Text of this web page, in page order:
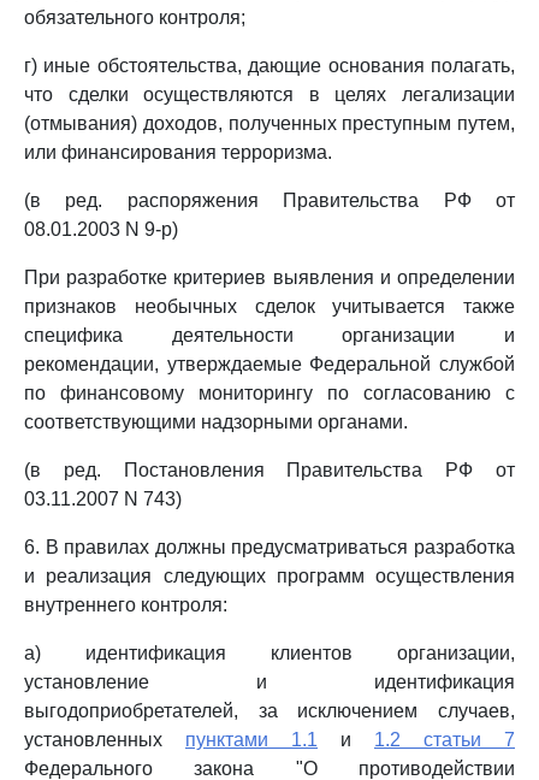
обязательного контроля;
г) иные обстоятельства, дающие основания полагать,
что сделки осуществляются в целях легализации
(отмывания) доходов, полученных преступным путем,
или финансирования терроризма.
(в ред. распоряжения Правительства РФ от
08.01.2003 N 9-р)
При разработке критериев выявления и определении
признаков необычных сделок учитывается также
специфика деятельности организации и
рекомендации, утверждаемые Федеральной службой
по финансовому мониторингу по согласованию с
соответствующими надзорными органами.
(в ред. Постановления Правительства РФ от
03.11.2007 N 743)
6. В правилах должны предусматриваться разработка
и реализация следующих программ осуществления
внутреннего контроля:
а) идентификация клиентов организации,
установление и идентификация
выгодоприобретателей, за исключением случаев,
установленных пунктами 1.1 и 1.2 статьи 7
Федерального закона "О противодействии